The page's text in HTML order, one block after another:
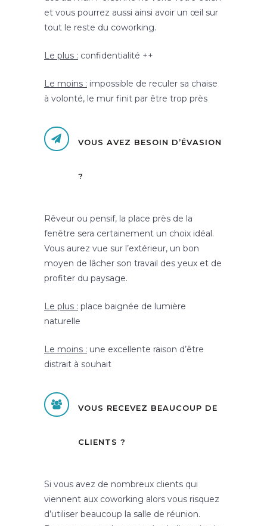
et vous pourrez aussi ainsi avoir un œil sur
tout le reste du coworking.
Le plus : confidentialité ++
Le moins : impossible de reculer sa chaise
à volonté, le mur finit par être trop près
VOUS AVEZ BESOIN D’ÉVASION
?
Rêveur ou pensif, la place près de la
fenêtre sera certainement un choix idéal.
Vous aurez vue sur l’extérieur, un bon
moyen de lâcher son travail des yeux et de
profiter du paysage.
Le plus : place baignée de lumière
naturelle
Le moins : une excellente raison d’être
distrait à souhait
VOUS RECEVEZ BEAUCOUP DE
CLIENTS ?
Si vous avez de nombreux clients qui
viennent aux coworking alors vous risquez
d’utiliser beaucoup la salle de réunion.